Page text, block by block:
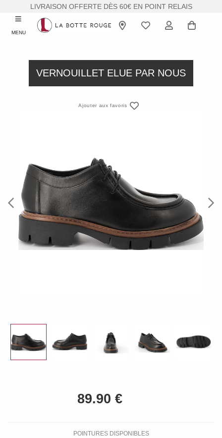
LIVRAISON OFFERTE DÈS 60€ EN POINT RELAIS
MENU
VERNOUILLET ELUE PAR NOUS
Ajouter aux favoris
Previous
POINTURES DISPONIBLES